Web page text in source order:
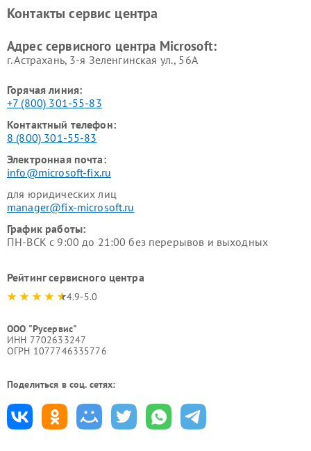
Контакты сервис центра
Адрес сервисного центра Microsoft:
г. Астрахань, 3-я Зеленгинская ул., 56А
Горячая линия:
+7 (800) 301-55-83
Контактный телефон:
8 (800) 301-55-83
Электронная почта:
info@microsoft-fix.ru
для юридических лиц
manager@fix-microsoft.ru
График работы:
ПН-ВСК с 9:00 до 21:00 без перерывов и выходных
Рейтинг сервисного центра
4.9-5.0
ООО "Русервис"
ИНН 7702633247
ОГРН 1077746335776
Поделиться в соц. сетях: